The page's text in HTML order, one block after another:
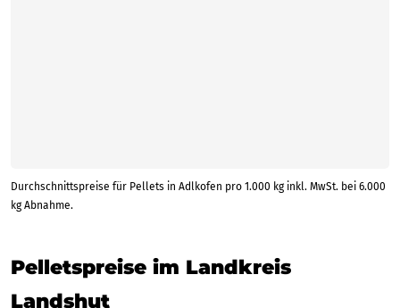
Durchschnittspreise für Pellets in Adlkofen pro 1.000 kg inkl. MwSt. bei 6.000
kg Abnahme.
Pelletspreise im Landkreis
Landshut